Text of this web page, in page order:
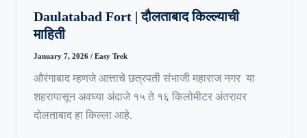
Daulatabad Fort | दौलताबाद किल्ल्याची
माहिती
January 7, 2026 / Easy Trek
औरंगाबाद म्हणजे आत्ताचे छत्रपती संभाजी महाराज नगर या
शहरापासून अवघ्या अंदाजे १५ ते १६ किलोमीटर अंतरावर
दोलताबाद हा किल्ला आहे.